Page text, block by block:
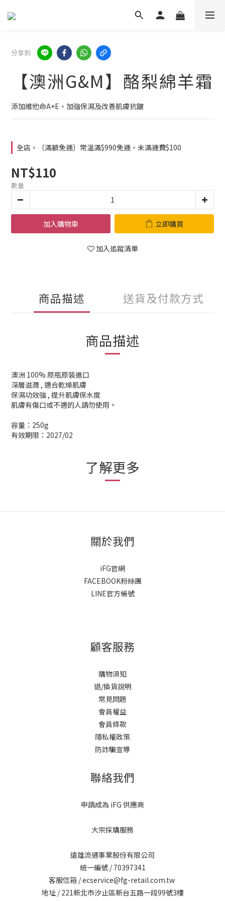
分享到
【澳洲G&M】酪梨綿羊霜
添加維他命A+E，加強保濕及改善肌膚抗皺
全店，〔滿額免運〕常溫滿$990免運，未滿運費$100
NT$110
數量
加入購物車 立即購買
加入追蹤清單
商品描述 送貨及付款方式
商品描述
澳洲 100% 原瓶原裝進口
深層滋潤 , 適合乾燥肌膚
保濕功效強 , 提升肌膚保水度
肌膚有傷口或不適的人請勿使用。
容量：250g
有效期限：2027/02
了解更多
關於我們
iFG官網
FACEBOOK粉絲團
LINE官方帳號
顧客服務
購物須知
退/換貨說明
常見問題
會員權益
會員條款
隱私權政策
防詐騙宣導
聯絡我們
申請成為 iFG 供應商
大宗採購服務
遠雄流通事業股份有限公司
統一編號 / 70397341
客服信箱 / ecservice@fg-retail.com.tw
地址 / 221新北市汐止區新台五路一段99號3樓